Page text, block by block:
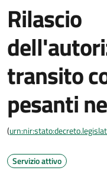
Rilascio
transito
pesanti
(
Servizio attivo